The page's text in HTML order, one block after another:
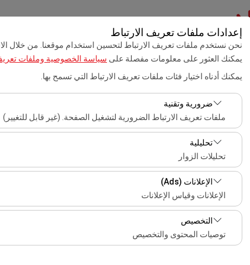
إعدادات ملفات تعريف الارتباط
نحن نستخدم ملفات تعريف الارتباط لتحسين استخدام موقعنا. من خلال
يمكنك العثور على معلومات مفصلة على سياسة الخصوصية وملفات
يمكنك أدناه اختيار فئات ملفات تعريف الارتباط التي تسمح بها.
ضرورية وتقنية
ملفات تعريف الارتباط الضرورية لتشغيل الصفحة. (غير قابل للتغيير)
تعد ملفات تعريف الارتباط هذه ضرورية لعمل الموقع بشكل صحيح،
تحليلية
تحليلات الزوار
تتيح لنا ملفات تعريف الارتباط هذه تحليل كيفية استخدام موقعنا
هذه البيانات لقياس أداء الموقع وتحسين تجربة المستخدم بشكل
الإعلانات (Ads)
الإعلانات وقياس الإعلانات
تتيح لنا ملفات تعريف الارتباط هذه عرض إعلانات مخصصة تتناسب مع
معدل النقر).
التخصيص
توصيات المحتوى والتخصيص